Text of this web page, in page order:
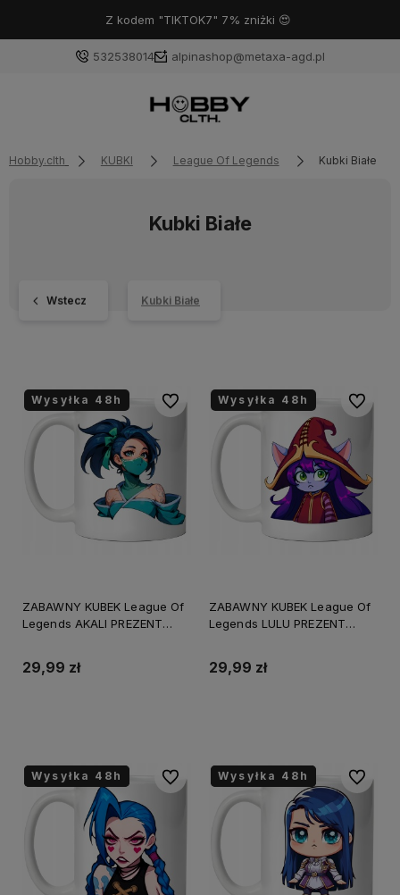
Z kodem "TIKTOK7" 7% zniżki 😍
532538014 alpinashop@metaxa-agd.pl
Hobby.clth KUBKI League Of Legends Kubki Białe
Kubki Białe
Wstecz Kubki Białe
Wysyłka 48h
ZABAWNY KUBEK League Of
Legends AKALI PREZENT
29,99 zł
Do ulubionychWysyłka 48h
ZABAWNY KUBEK League Of
Legends LULU PREZENT
29,99 zł
Do
Wysyłka 48h
Wysyłka 48h Do ulubionychWysyłka 48h
Wysyłka 48h Do